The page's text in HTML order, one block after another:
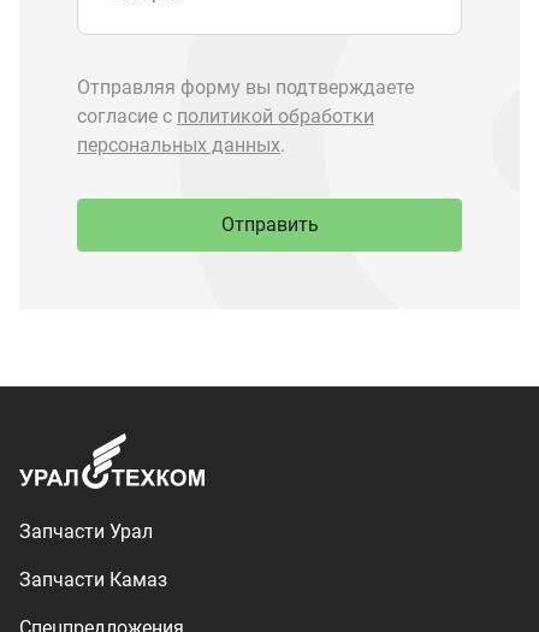
Запчасти Урал
Запчасти Камаз
Спецпредложения
Доставка и оплата
utkm@mail.ru
ул. Нижнезаречная, 71